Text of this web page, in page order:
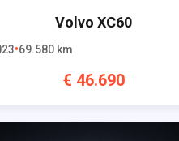
Volvo XC60
69.580 km
€ 46.690